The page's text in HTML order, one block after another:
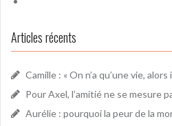
Articles récents
Camille : « On n’a qu’une vie,
Pour Axel, l’amitié ne se mesure
Aurélie : pourquoi la peur de la